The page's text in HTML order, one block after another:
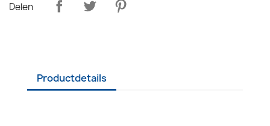
Delen
Productdetails